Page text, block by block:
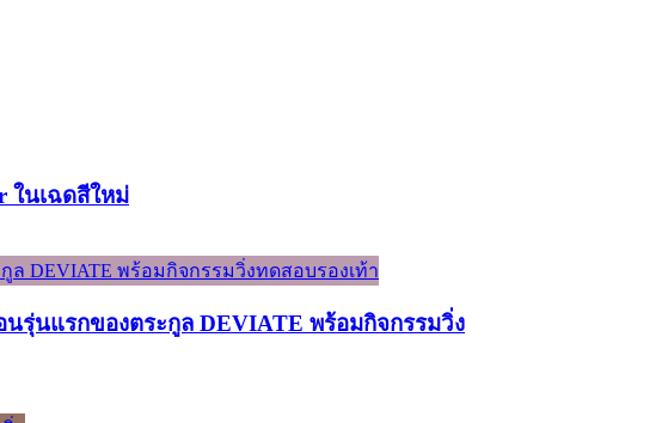
ในเฉดสีใหม่
นรุ่นแรกของตระกูล DEVIATE พร้อมกิจกรรมวิ่ง